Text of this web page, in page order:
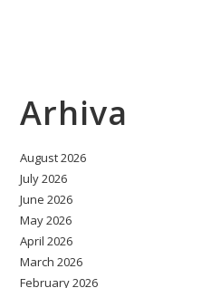
Arhiva
August 2026
July 2026
June 2026
May 2026
April 2026
March 2026
February 2026